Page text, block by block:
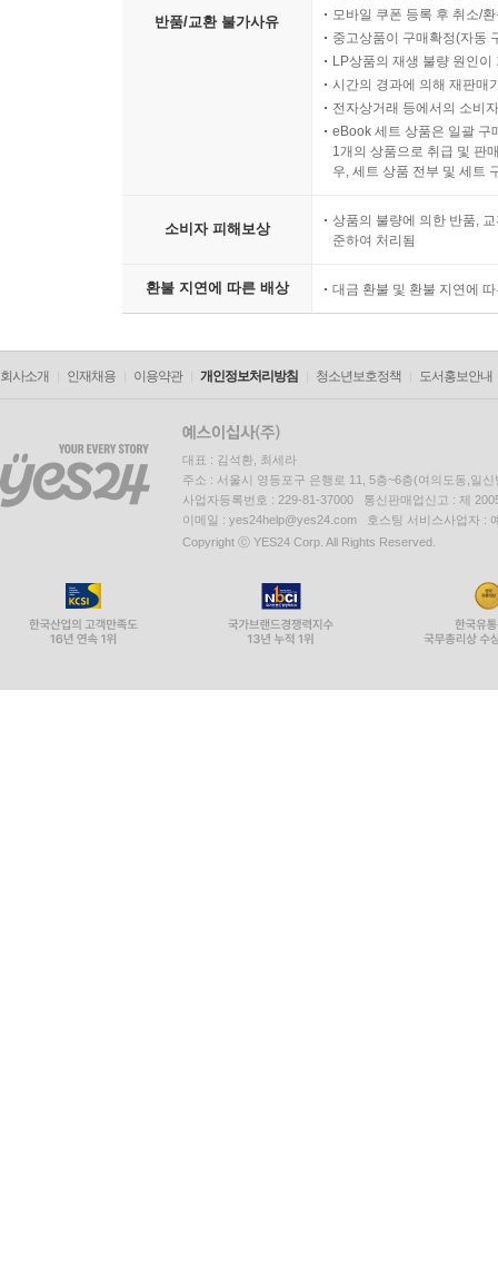
반품/교환 불가사유
모바일 쿠폰 등록 후 취소/
중고상품이 구매확정(자동
LP상품의 재생 불량 원인
시간의 경과에 의해 재판매
전자상거래 등에서의 소비
eBook 세트 상품은 일괄 구
1개의 상품으로 취급 및 판
우, 세트 상품 전부 및 세트
소비자 피해보상
상품의 불량에 의한 반품,
준하여 처리됨
환불 지연에 따른 배상 대금 환불 및 환불 지연에
회사소개 인재채용 이용약관 개인정보처리방침 청소년보호정책 도서홍보안내
대표 : 김석환, 최세라
주소 : 서울시 영등포구 은행로 11, 5층~6층(여의도동,일신
사업자등록번호 : 229-81-37000 통신판매업신고 : 제
이메일 : yes24help@yes24.com 호스팅 서비스사업자 :
Copyright ⓒ YES24 Corp. All Rights Reserved.